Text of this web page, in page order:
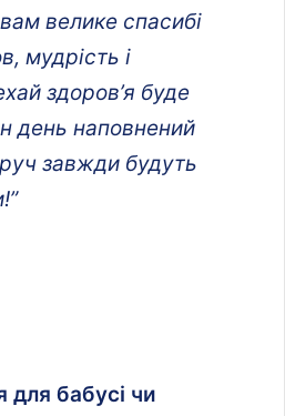
велике спасибі
мудрість і
здоров’я буде
день наповнений
завжди будуть
для бабусі чи